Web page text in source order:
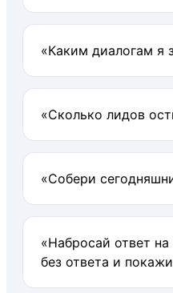
«Каким диалогам я
«Сколько лидов
«Собери
«Набросай ответ
без ответа и